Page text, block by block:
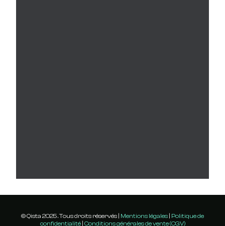
© Qista 2025 . Tous droits réservés | Mentions légales | Politique de
confidentialité| Conditions générales de vente (CGV)